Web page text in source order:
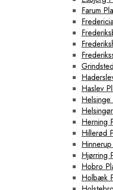
Farum
Haslev
Helsinge
Herning
Hillerød
Hjørring
Hobro
Holbæk